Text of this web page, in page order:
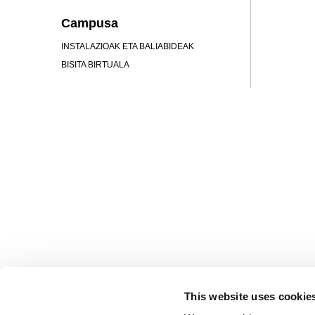
This website uses
Campusa
INSTALAZIOAK ETA BALIABIDEAK
BISITA BIRTUALA